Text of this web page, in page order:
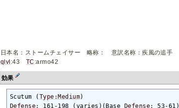
日本名：ストームチェイサー 略称： 意訳名称：疾風の追手
qlvl :43 TC :armo42
効果
Scutum ( Type:Medium
Defense: 161-198 (varies)(Base Defense: 53-61)